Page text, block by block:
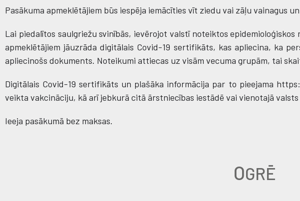
Pasākuma apmeklētājiem būs iespēja iemācīties vīt ziedu vai zāļu vainagus
Lai piedalītos saulgriežu svinībās, ievērojot valstī noteiktos
apmeklētājiem jāuzrāda digitālais Covid-19 sertifikāts, kas apliecina, ka
apliecinošs dokuments. Noteikumi attiecas uz visām vecuma grupām, tai
Digitālais Covid-19 sertifikāts un plašāka informācija par to pieejama
veikta vakcināciju, kā arī jebkurā citā ārstniecības iestādē vai vienotajā
Ieeja pasākumā bez maksas.
OGRĒ